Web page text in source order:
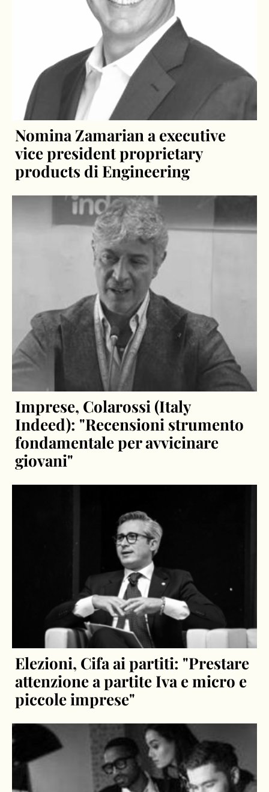
Nomina Zamarian a executive
vice president proprietary
products di Engineering
Imprese, Colarossi (Italy
Indeed): "Recensioni strumento
fondamentale per avvicinare
giovani"
Elezioni, Cifa ai partiti: "Prestare
attenzione a partite Iva e micro e
piccole imprese"